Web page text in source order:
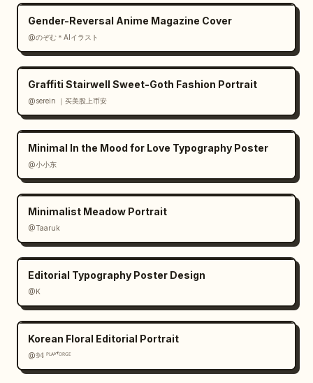
Gender-Reversal Anime Magazine Cover
@のぞむ＊AIイラスト
Graffiti Stairwell Sweet-Goth Fashion Portrait
@serein ｜买美股上币安
Minimal In the Mood for Love Typography Poster
@小小东
Minimalist Meadow Portrait
@Taaruk
Editorial Typography Poster Design
@K
Korean Floral Editorial Portrait
@𝟡𝟜 ᴾᴸᴬʸᶠᴼᴿᴳᴱ